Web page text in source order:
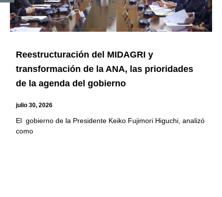
Reestructuración del MIDAGRI y
transformación de la ANA, las prioridades
de la agenda del gobierno
julio 30, 2026
El gobierno de la Presidente Keiko Fujimori Higuchi, analizó
como